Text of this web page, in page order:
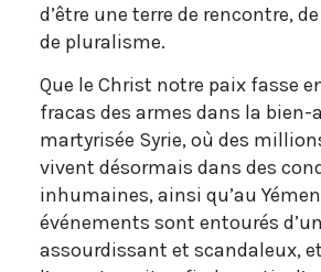
d’être une terre de rencontre,
de pluralisme.
Que le Christ notre paix fasse
fracas des armes dans la bien-
martyrisée Syrie, où des
vivent désormais dans des
inhumaines, ainsi qu’au
événements sont entourés
assourdissant et scandaleux,